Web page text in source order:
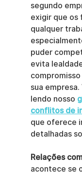
segundo
exigir que os
qualquer
puder
evita
sua
lendo nosso
conflitos de
que oferece
detalhadas
Relações
acontece se